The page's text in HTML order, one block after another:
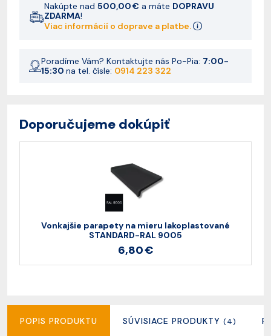
Nakúpte nad 500,00 € a máte DOPRAVU
ZDARMA!
Viac informácií o doprave a platbe.
Poradíme Vám? Kontaktujte nás Po-Pia: 7:00-
15:30 na tel. čísle: 0914 223 322
Doporučujeme dokúpiť
Vonkajšie parapety na mieru lakoplastované
STANDARD-RAL 9005
6,80 €
POPIS PRODUKTU SÚVISIACE PRODUKTY (4)